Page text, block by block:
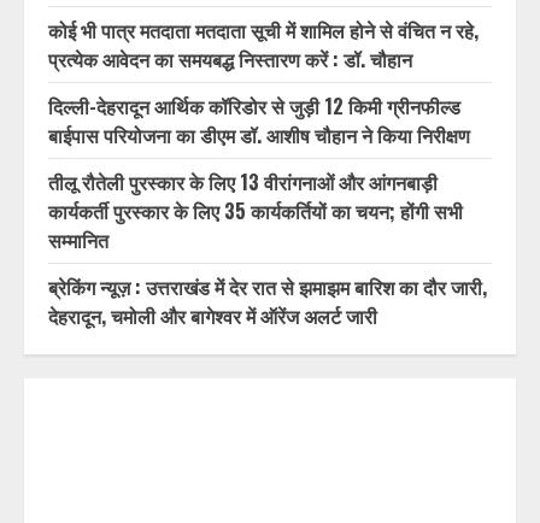
कोई भी पात्र मतदाता मतदाता सूची में शामिल होने से वंचित न रहे,
प्रत्येक आवेदन का समयबद्ध निस्तारण करें : डॉ. चौहान
दिल्ली-देहरादून आर्थिक कॉरिडोर से जुड़ी 12 किमी ग्रीनफील्ड
बाईपास परियोजना का डीएम डॉ. आशीष चौहान ने किया निरीक्षण
तीलू रौतेली पुरस्कार के लिए 13 वीरांगनाओं और आंगनबाड़ी
कार्यकर्ती पुरस्कार के लिए 35 कार्यकर्तियों का चयन; होंगी सभी
सम्मानित
ब्रेकिंग न्यूज़ : उत्तराखंड में देर रात से झमाझम बारिश का दौर जारी,
देहरादून, चमोली और बागेश्वर में ऑरेंज अलर्ट जारी